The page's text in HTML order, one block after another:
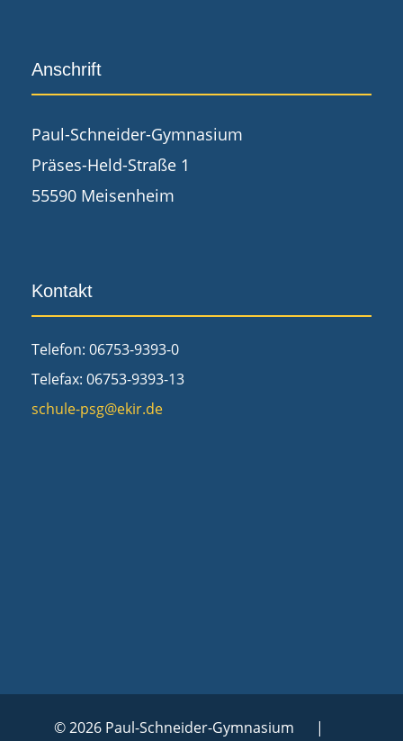
Anschrift
Paul-Schneider-Gymnasium
Präses-Held-Straße 1
55590 Meisenheim
Kontakt
Telefon: 06753-9393-0
Telefax: 06753-9393-13
schule-psg@ekir.de
© 2026 Paul-Schneider-Gymnasium |